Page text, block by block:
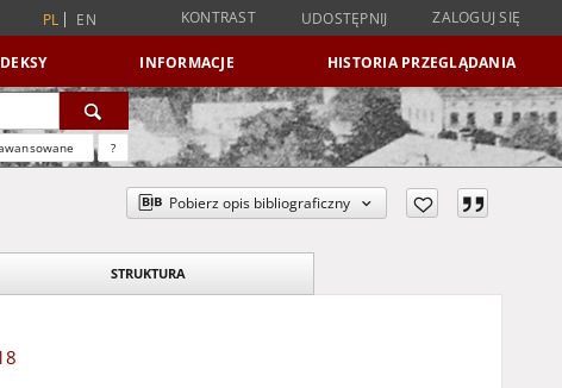
PL EN KONTRAST UDOSTĘPNIJ ZALOGUJ SIĘ
INFORMACJE HISTORIA PRZEGLĄDANIA
?
Pobierz opis bibliograficzny
STRUKTURA